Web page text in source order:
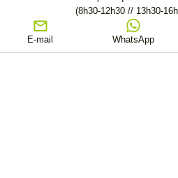
(8h30-12h30 // 13h30-
E-mail WhatsApp